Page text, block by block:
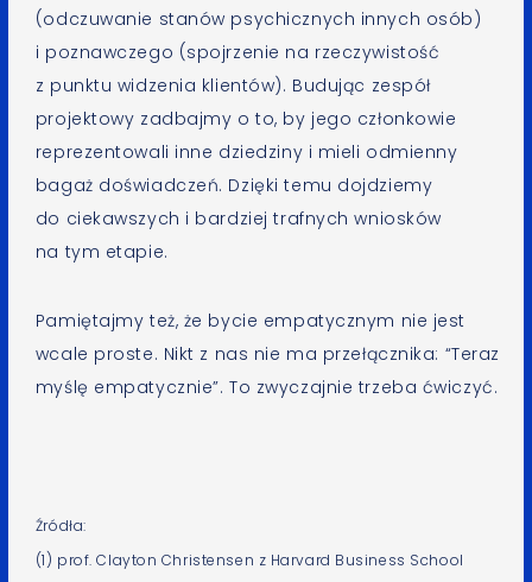
(odczuwanie stanów psychicznych innych osób)
i poznawczego (spojrzenie na rzeczywistość
z punktu widzenia klientów). Budując zespół
projektowy zadbajmy o to, by jego członkowie
reprezentowali inne dziedziny i mieli odmienny
bagaż doświadczeń. Dzięki temu dojdziemy
do ciekawszych i bardziej trafnych wniosków
na tym etapie.
Pamiętajmy też, że bycie empatycznym nie jest
wcale proste. Nikt z nas nie ma przełącznika: “Teraz
myślę empatycznie”. To zwyczajnie trzeba ćwiczyć.
Źródła:
(1) prof. Clayton Christensen z Harvard Business School